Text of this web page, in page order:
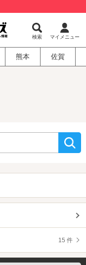
検索 マイメニュー
熊本 佐賀
15 件